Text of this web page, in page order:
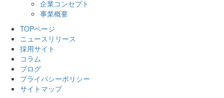
企業コンセプト
事業概要
TOPページ
ニュースリリース
採用サイト
コラム
ブログ
プライバシーポリシー
サイトマップ